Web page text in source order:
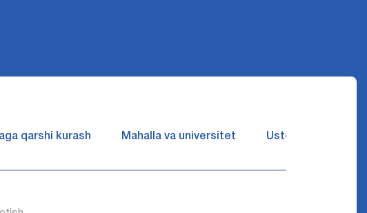
qarshi kurash Mahalla va universitet Ustozlar suhbatin